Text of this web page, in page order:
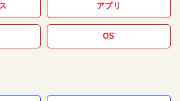
アプリ
OS